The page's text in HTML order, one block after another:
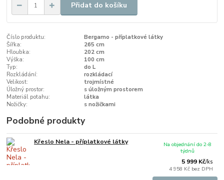
Přidat do košíku
Číslo produktu:
Bergamo - příplatkové látky
Šířka:
265 cm
Hloubka:
202 cm
Výška:
100 cm
Typ:
do L
Rozkládání:
rozkládací
Velikost:
trojmístné
Úložný prostor:
s úložným prostorem
Materiál potahu:
látka
Nožičky:
s nožičkami
Podobné produkty
Křeslo Nela - příplatkové látky
5 999 Kč/ks
4 958 Kč bez DPH
Na objednání do 2-8
týdnů